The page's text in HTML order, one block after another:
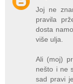
Joj ne
pravila
dosta
više ulja.
Ali (moj)
nešto i ne
sad pravi